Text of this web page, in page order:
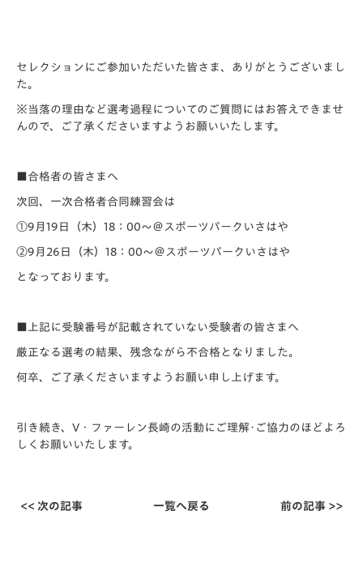
セレクションにご参加いただいた皆さま、ありがとうございまし
た。
※当落の理由など選考過程についてのご質問にはお答えできませ
んので、ご了承くださいますようお願いいたします。
■合格者の皆さまへ
次回、一次合格者合同練習会は
①9月19日（木）18：00～＠スポーツパークいさはや
②9月26日（木）18：00～＠スポーツパークいさはや
となっております。
■上記に受験番号が記載されていない受験者の皆さまへ
厳正なる選考の結果、残念ながら不合格となりました。
何卒、ご了承くださいますようお願い申し上げます。
引き続き、V・ファーレン長崎の活動にご理解･ご協力のほどよろ
しくお願いいたします。
<< 次の記事 一覧へ戻る 前の記事 >>